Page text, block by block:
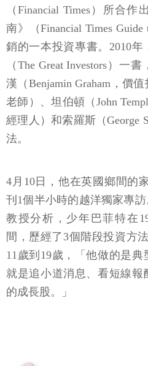
（Financial Times）所合
南》（Financial Times
銷的一本投資專書。2010年
（The Great Investors）一
漢（Benjamin Graham，價
老師）、坦伯頓（John
經理人）和索羅斯（George
法。
4月10日，他在英國鄉間的
刊1個半小時的越洋獨家專
教授分析，少年巴菲特在
間，歷經了3個階段投資方
11歲到19歲，「他做的是典
就是追小道消息、看短線
的成長股。」